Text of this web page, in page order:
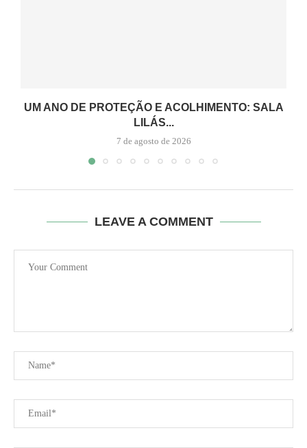
UM ANO DE PROTEÇÃO E ACOLHIMENTO: SALA
LILÁS...
7 de agosto de 2026
LEAVE A COMMENT